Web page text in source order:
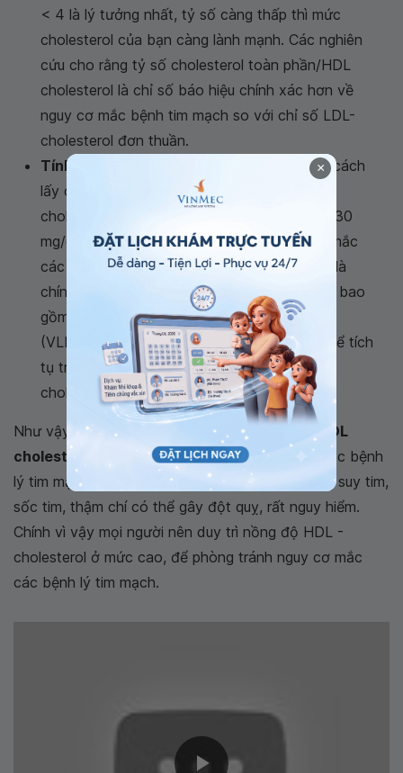
< 4 là lý tưởng nhất, tỷ số càng thấp thì mức
cholesterol của bạn càng lành mạnh. Các nghiên
cứu cho rằng tỷ số cholesterol toàn phần/HDL
cholesterol là chỉ số báo hiệu chính xác hơn về
nguy cơ mắc bệnh tim mạch so với chỉ số LDL-
cholesterol đơn thuần.
Tính chỉ số Cholesterol không HDL
: bằng cách
lấy chỉ số cholesterol toàn phần trừ đi HDL
cholesterol. Chỉ số này lý tưởng nhất khi < 130
mg/dL, giá trị cao hơn sẽ làm tăng nguy cơ mắc
các bệnh lý tim mạch. Chỉ số này được cho là
chính xác hơn chỉ số LDL cholesterol bởi nó bao
gồm cả nồng độ lipoprotein tỷ trọng rất thấp
(VLDL) - cũng là một dạng cholesterol có thể tích
tụ trong thành mạch máu giống như LDL-
cholesterol.
Như vậy, dù tính theo cách nào thì khi
chỉ số HDL
cholesterol giảm thấp đều làm tăng nguy cơ mắc bệnh
lý tim mạch như đau thắt ngực, nhồi máu cơ tim, suy tim,
sốc tim, thậm chí có thể gây đột quỵ, rất nguy hiểm.
Chính vì vậy mọi người nên duy trì nồng độ HDL -
cholesterol ở mức cao, để phòng tránh nguy cơ mắc
các bệnh lý tim mạch.
×